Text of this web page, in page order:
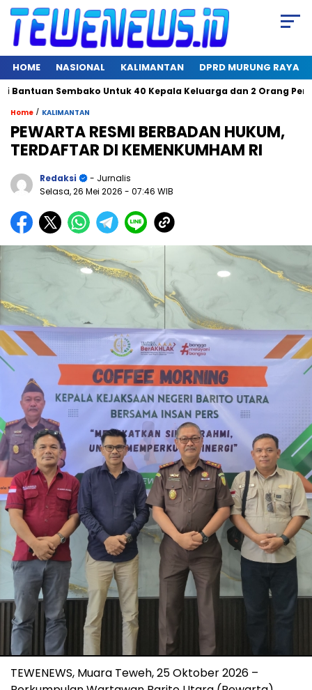
HOME NASIONAL KALIMANTAN DPRD MURUNG RAYA
Sembako Untuk 40 Kepala Keluarga dan 2 Orang Pendiri
Home / KALIMANTAN
PEWARTA RESMI BERBADAN HUKUM,
TERDAFTAR DI KEMENKUMHAM RI
Redaksi
- Jurnalis
Selasa, 26 Mei 2026 - 07:46 WIB
TEWENEWS, Muara Teweh, 25 Oktober 2026 –